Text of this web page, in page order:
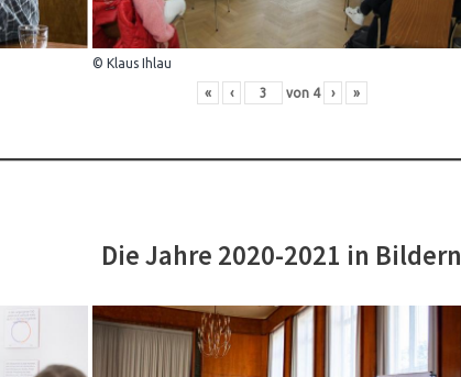
© Klaus Ihlau
« ‹ von 4 › »
Die Jahre 2020-2021 in Bildern